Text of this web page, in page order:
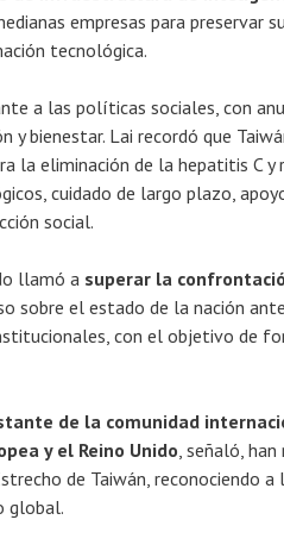
empresas para preservar
tecnológica.
a las políticas sociales, con
y bienestar. Lai recordó que
la eliminación de la hepatitis C y
cuidado de largo plazo,
social.
llamó a superar la
sobre el estado de la nación
con el objetivo de
de la comunidad
y el Reino Unido, señaló,
de Taiwán, reconociendo a
global.